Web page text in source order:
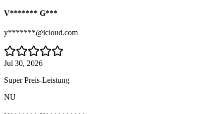
V******* G***
y*******@icloud.com
Jul 30, 2026
Super Preis-Leistung
NU